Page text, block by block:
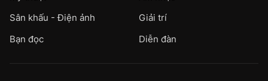
Sân khấu - Điện ảnh
Giải trí
Bạn đọc
Diễn đàn